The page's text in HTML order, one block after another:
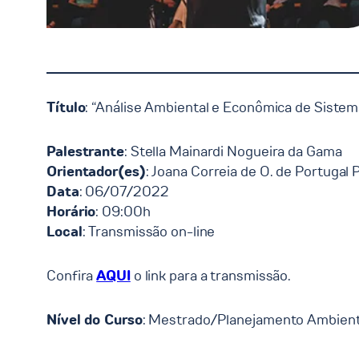
Título: “Análise Ambiental e Econômica de
Palestrante: Stella Mainardi Nogueira da Gama
Orientador(es): Joana Correia de O. de
Data: 06/07/2022
Horário: 09:00h
Local: Transmissão on-line
ConfiraAQUIo link para a transmissão.
Nível do Curso: Mestrado/Planejamento